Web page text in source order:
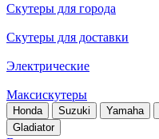
Скутеры для города
Скутеры для доставки
Электрические
Максискутеры
Honda Suzuki Yamaha
Gladiator